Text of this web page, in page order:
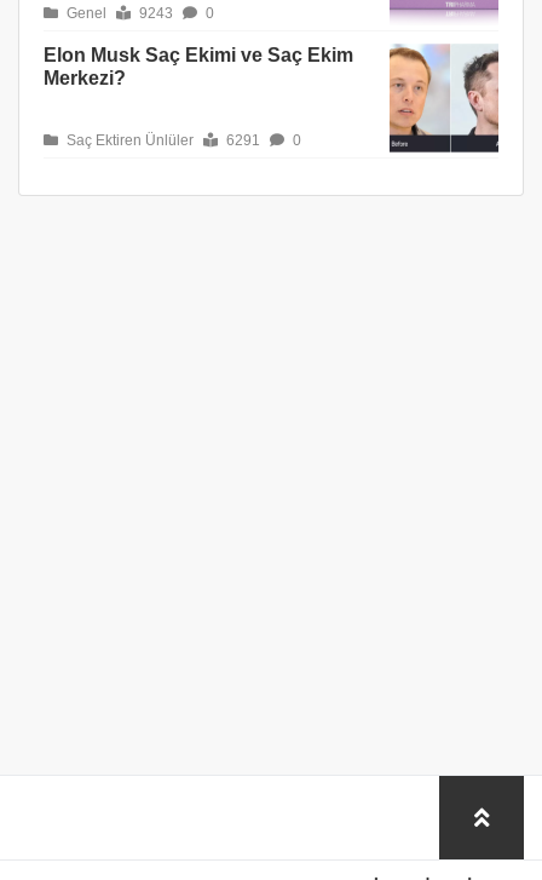
Genel 9243 0
Elon Musk Saç Ekimi ve Saç Ekim
Merkezi?
Saç Ektiren Ünlüler 6291 0